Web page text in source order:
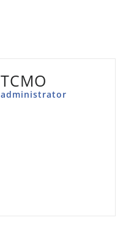
TCMO
administrator